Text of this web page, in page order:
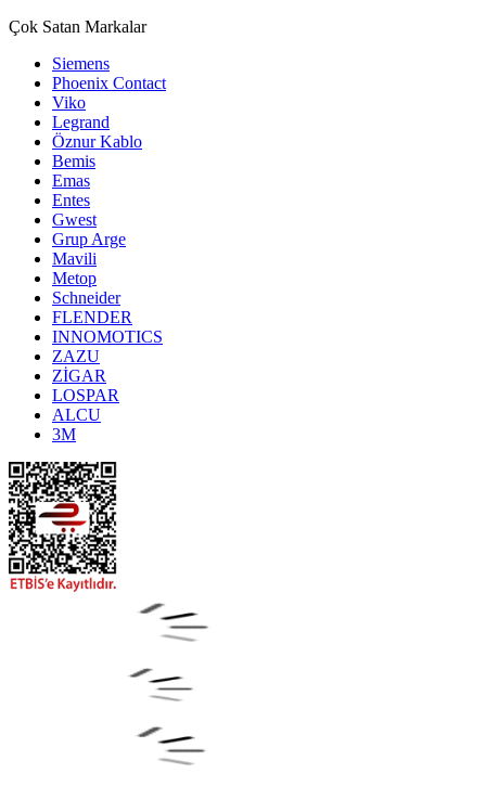
Çok Satan Markalar
Siemens
Phoenix Contact
Viko
Legrand
Öznur Kablo
Bemis
Emas
Entes
Gwest
Grup Arge
Mavili
Metop
Schneider
FLENDER
INNOMOTICS
ZAZU
ZİGAR
LOSPAR
ALCU
3M